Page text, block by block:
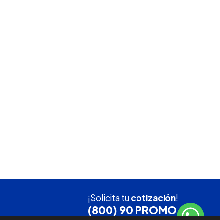
¡Solicita tucotización!
(800) 90 PROMO